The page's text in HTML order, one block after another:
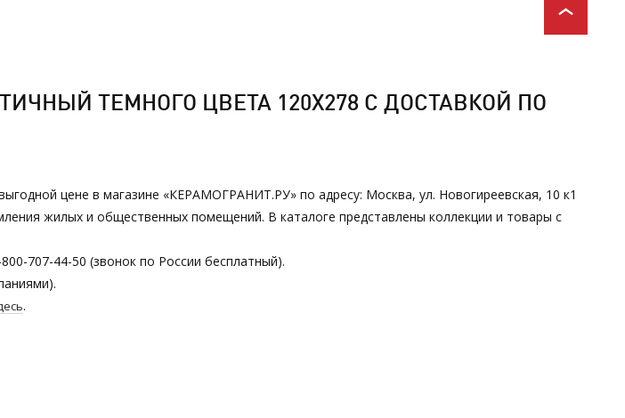
ТЕМНОГО ЦВЕТА 120Х278 С ДОСТАВКОЙ ПО
цене в магазине «КЕРАМОГРАНИТ.РУ» по адресу: Москва, ул. Новогиреевская, 10 к1
жилых и общественных помещений. В каталоге представлены коллекции и товары с
707-44-50 (звонок по России бесплатный).
.